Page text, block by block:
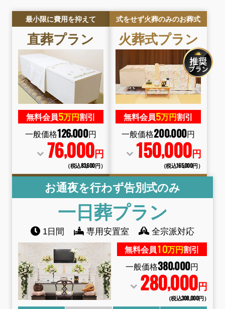
最小限に費用を抑えて
直葬プラン
無料会員5万円割引
一般価格126,000円
76,000円
（税込83,600円）
式をせず火葬のみのお葬式
火葬式プラン
無料会員5万円割引
一般価格200,000円
150,000円
（税込165,000円）
お通夜を行わず告別式のみ
一日葬プラン
1日間 専用安置室 全宗派対応
無料会員10万円割引
一般価格380,000円
280,000円
（税込308,000円）